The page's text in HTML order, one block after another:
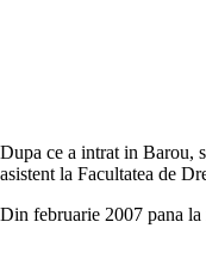
Dupa ce a intrat in Barou,
asistent la Facultatea de
Din februarie 2007 pana